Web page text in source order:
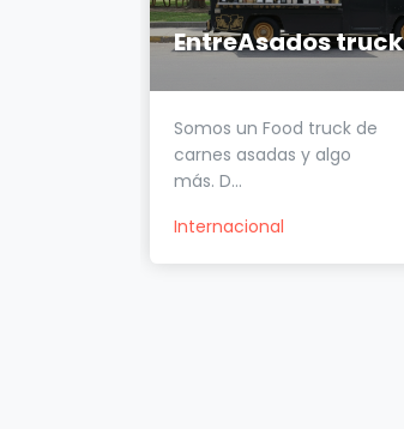
EntreAsados truck
Somos un Food truck de
carnes asadas y algo
más. D...
Internacional